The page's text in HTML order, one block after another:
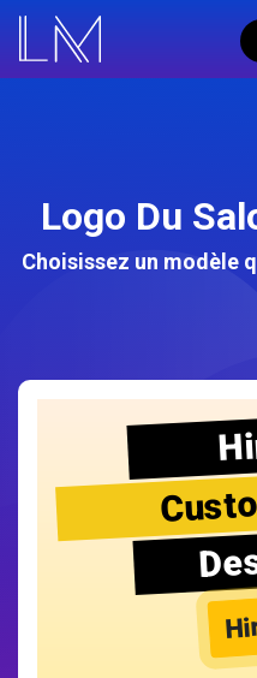
Logo Du
Choisissez un modèle